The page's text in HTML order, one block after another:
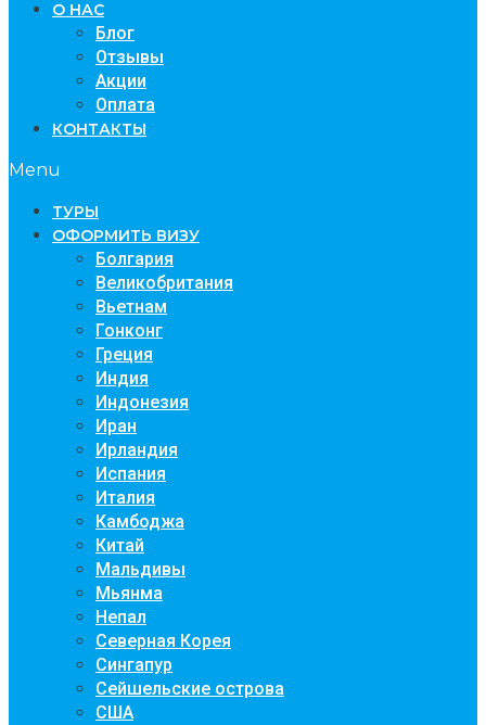
О НАС
Блог
Отзывы
Акции
Оплата
КОНТАКТЫ
Menu
TУРЫ
ОФОРМИТЬ ВИЗУ
Болгария
Великобритания
Вьетнам
Гонконг
Греция
Индия
Индонезия
Иран
Ирландия
Испания
Италия
Камбоджа
Китай
Мальдивы
Мьянма
Непал
Северная Корея
Сингапур
Сейшельские острова
США